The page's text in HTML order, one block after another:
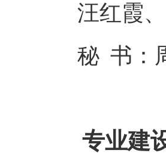
汪红霞
秘 书：
专业建